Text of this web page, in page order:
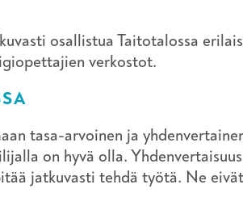
osallistua Taitotalossa
verkostot.
tasa-arvoinen ja
on hyvä olla.
jatkuvasti tehdä työtä. Ne